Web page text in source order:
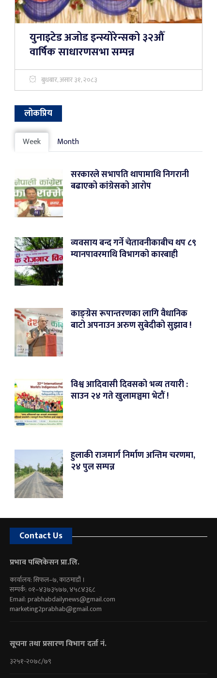
युनाइटेड अजोड इन्स्योरेन्सको ३२औँ
वार्षिक साधारणसभा सम्पन्न
बुधबार, असार ३१, २०८३
लोकप्रिय
Week Month
सरकारले सभापति थापामाथि निगरानी
बढाएको कांग्रेसको आरोप
व्यवसाय बन्द गर्ने चेतावनीकाबीच थप ८९
म्यानपावरमाथि विभागको कारबाही
काङ्ग्रेस रूपान्तरणका लागि वैधानिक
बाटो अपनाउन अरुण सुबेदीको सुझाव !
विश्व आदिवासी दिवसको भव्य तयारी :
साउन २४ गते खुलामञ्चमा भेटौं !
हुलाकी राजमार्ग निर्माण अन्तिम चरणमा,
२४ पुल सम्पन्न
Contact Us
प्रभाव पब्लिकेसन प्रा.लि.
कार्यालय: सिफल–७, काठमाडौं ।
सम्पर्क: ०१–४३७३५७७, ४५८४३६८
Email:prabhabdailynews@gmail.com
marketing2prabhab@gmail.com
सूचना तथा प्रसारण विभाग दर्ता नं.
३२५१-२०७८/७९